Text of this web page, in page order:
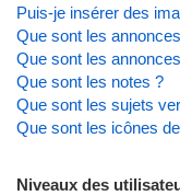
Puis-je insérer des
Que sont les
Que sont les
Que sont les notes ?
Que sont les sujets
Que sont les icônes
Niveaux des